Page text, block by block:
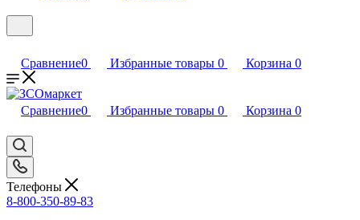
Сравнение0 Избранные товары 0 Корзина 0
Сравнение0 Избранные товары 0 Корзина 0
Телефоны
8-800-350-89-83